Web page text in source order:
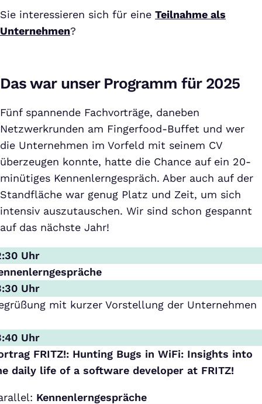
Sie interessieren sich für eine Teilnahme als
Unternehmen?
Das war unser Programm für 2025
Fünf spannende Fachvorträge, daneben
Netzwerkrunden am Fingerfood-Buffet und wer
die Unternehmen im Vorfeld mit seinem CV
überzeugen konnte, hatte die Chance auf ein 20-
minütiges Kennenlerngespräch. Aber auch auf der
Standfläche war genug Platz und Zeit, um sich
intensiv auszutauschen. Wir sind schon gespannt
auf das nächste Jahr!
Uhr
Uhr
mit kurzer Vorstellung der Unternehmen
Uhr
FRITZ!: Hunting Bugs in WiFi: Insights into
daily life of a software developer at FRITZ!
Kennenlerngespräche